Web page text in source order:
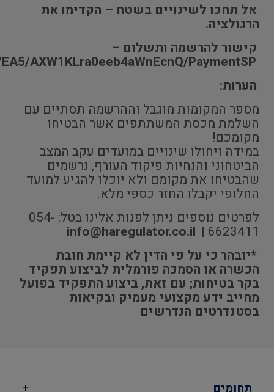
אל תחכו לשינויים בשטח – הקדימו את
הרגולציה.
קישור להרשמה ותשלום –
AXW1KLra0eeb4aWnEcnQ/PaymentSP
הערות:
מספר המקומות מוגבל וההרשמה תסתיים עם
השלמת מכסת המשתתפים אשר הבטיחו
מקומכם!
במידה ויחולו שינויים במועדים עקב המצב
הביטחוני והנחיות פיקוד העורף, נרשמים
שהבטיחו את מקומם ולא יוכלו להגיע למועד
החלופי יקבלו החזר כספי מלא.
לפרטים נוספים ניתן לפנות אלינו בטל: 054-
6623411 |
*יובהר כי על פי הדין לא קיימת חובת
הכשרה או הסמכה פורמלית לביצוע תפקיד
בקר בטיחות; עם זאת, ביצוע התפקיד בפועל
מחייב ידע מקצועי מעמיק ובקיאות
בסטנדרטים הנדרשים
תחומים +